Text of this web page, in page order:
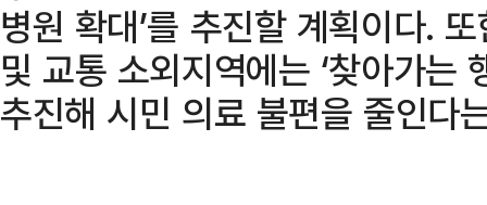
병원 확대’를 추진할 계획이다.
및 교통 소외지역에는 ‘찾아가는
추진해 시민 의료 불편을 줄인다